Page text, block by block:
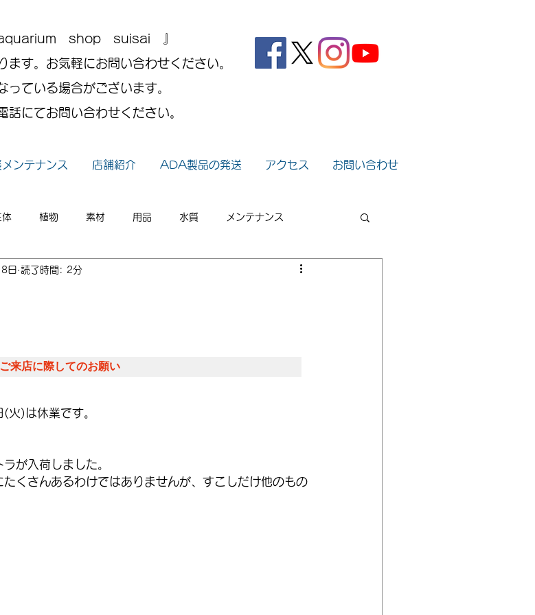
aquarium shop suisai 』
す。お気軽にお問い合わせください。
っている場合がございます。
話にてお問い合わせください。
ンテナンス 店舗紹介 ADA製品の発送 アクセス お問い合わせ
体 植物 素材 用品 水質 メンテナンス
2026年 2025年
日 読了時間: 2分
ご来店に際してのお願い
火)は休業です。
が入荷しました。
くさんあるわけではありませんが、すこしだけ他のもの